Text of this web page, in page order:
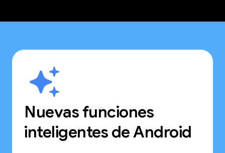
Nuevas funciones
inteligentes de Android